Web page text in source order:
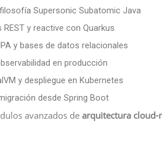
Supersonic Subatomic Java
y reactive con Quarkus
y bases de datos relacionales
en producción
y despliegue en Kubernetes
desde Spring Boot
avanzados de arquitectura cloud-